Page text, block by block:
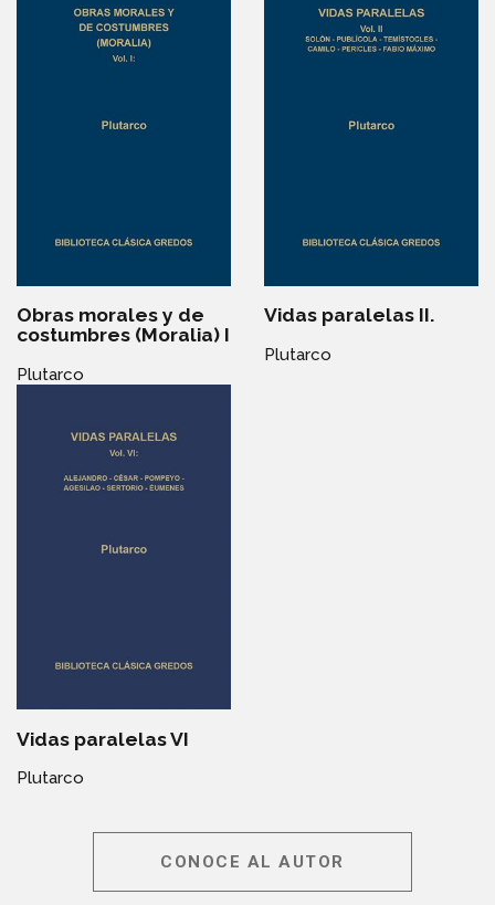
Obras morales y de
costumbres (Moralia) I
Plutarco
Vidas paralelas II.
Plutarco
Vidas paralelas VI
Plutarco
CONOCE AL AUTOR